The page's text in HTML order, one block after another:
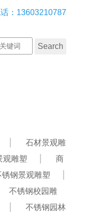
：13603210787
石材景观雕
观雕塑
商
锈钢景观雕塑
不锈钢校园雕
不锈钢园林